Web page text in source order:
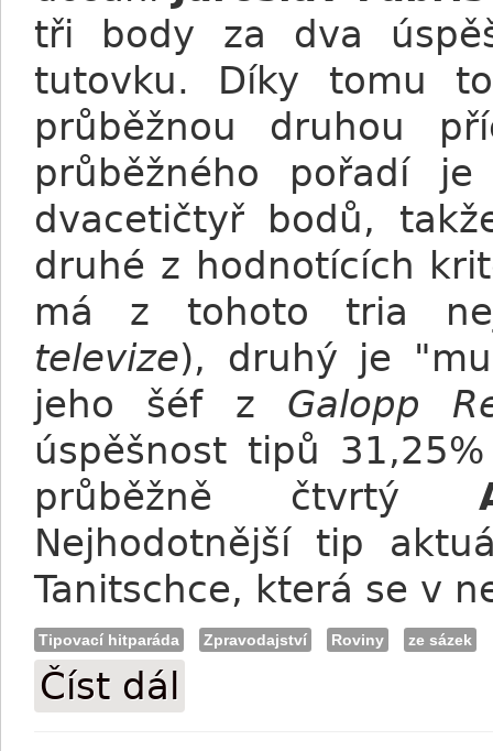
tři body za dva
tutovku. Díky tomu
průběžnou druhou
průběžného pořadí
dvacetičtyř bodů,
druhé z hodnotících
má z tohoto tria
televize), druhý je
jeho šéf z Galopp
úspěšnost tipů
průběžně čtvrtý
Nejhodotnější tip
Tanitschce, která se v
Tipovací hitparáda Zpravodajství Roviny ze sázek
Číst dál